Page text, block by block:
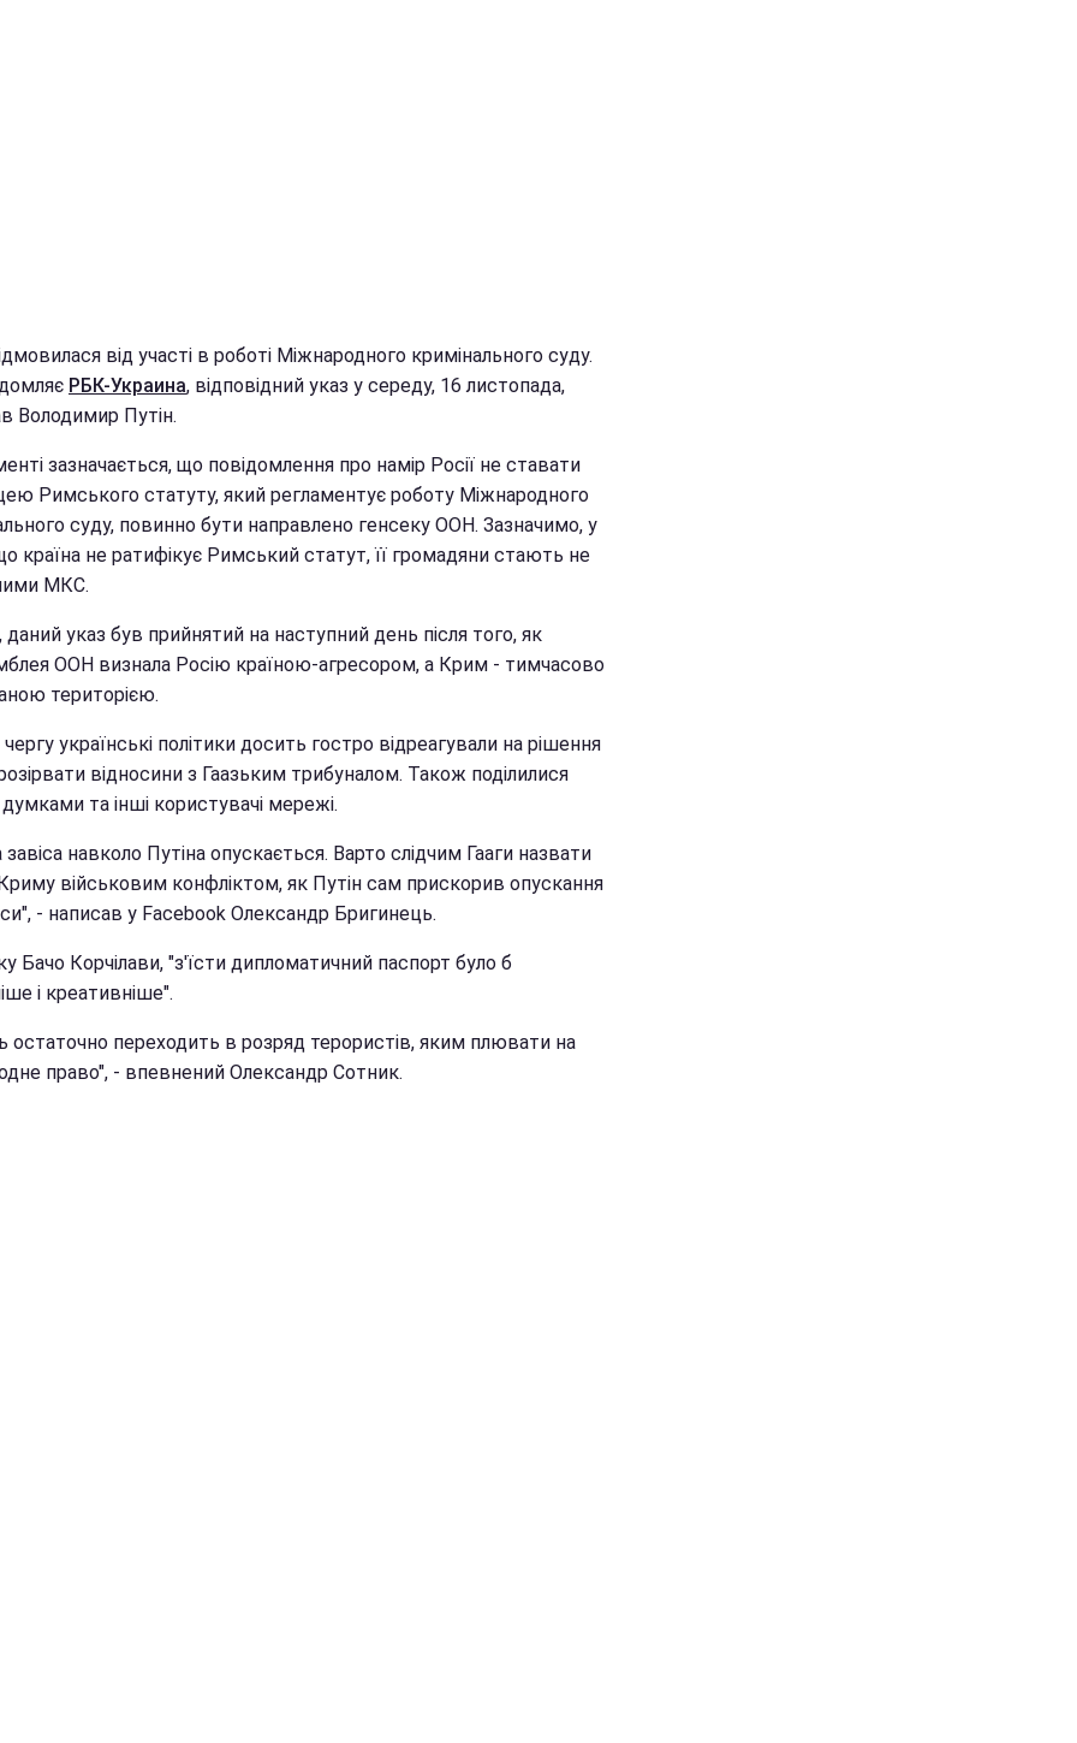
від участі в роботі Міжнародного кримінального суду.
РБК-Украина, відповідний указ у середу, 16 листопада,
Володимир Путін.
зазначається, що повідомлення про намір Росії не ставати
Римського статуту, який регламентує роботу Міжнародного
суду, повинно бути направлено генсеку ООН. Зазначимо, у
країна не ратифікує Римський статут, її громадяни стають не
МКС.
даний указ був прийнятий на наступний день після того, як
ООН визнала Росію країною-агресором, а Крим - тимчасово
територією.
українські політики досить гостро відреагували на рішення
відносини з Гаазьким трибуналом. Також поділилися
та інші користувачі мережі.
завіса навколо Путіна опускається. Варто слідчим Гааги назвати
Криму військовим конфліктом, як Путін сам прискорив опускання
- написав у Facebook Олександр Бригинець.
Бачо Корчілави, "з'їсти дипломатичний паспорт було б
і креативніше".
остаточно переходить в розряд терористів, яким плювати на
право", - впевнений Олександр Сотник.